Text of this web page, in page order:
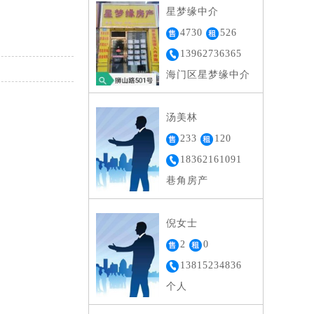
星梦缘中介
4730
526
13962736365
海门区星梦缘中介
汤美林
233
120
18362161091
巷角房产
倪女士
2
0
13815234836
个人